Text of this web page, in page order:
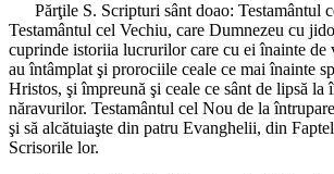
Părţile S. Scripturi sânt doao: Testamântul
Testamântul cel Vechiu, care Dumnezeu cu
cuprinde istoriia lucrurilor care cu ei înainte de
au întâmplat şi prorociile ceale ce mai înainte
Hristos, şi împreună şi ceale ce sânt de lipsă la
năravurilor. Testamântul cel Nou de la
şi să alcătuiaşte din patru Evanghelii, din
Scrisorile lor.